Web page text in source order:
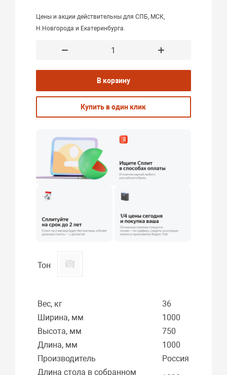
Цены и акции действительны для СПБ, МСК,
Н.Новгорода и Екатеринбурга.
В корзину
Купить в один клик
Тон
Вес, кг
36
Ширина, мм
1000
Высота, мм
750
Длина, мм
1000
Производитель
Россия
Длина стола в собранном